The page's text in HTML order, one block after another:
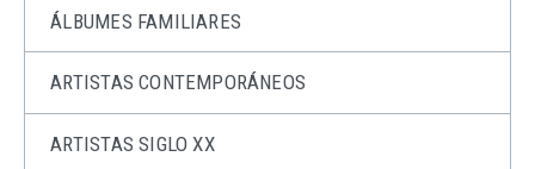
ÁLBUMES FAMILIARES
ARTISTAS CONTEMPORÁNEOS
ARTISTAS SIGLO XX